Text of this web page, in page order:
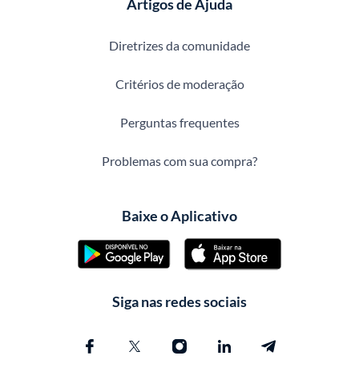
Artigos de Ajuda
Diretrizes da comunidade
Critérios de moderação
Perguntas frequentes
Problemas com sua compra?
Baixe o Aplicativo
Siga nas redes sociais